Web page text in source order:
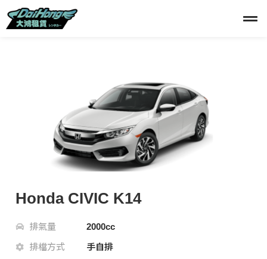
Honda CIVIC K14
排氣量
2000cc
排檔方式
手自排